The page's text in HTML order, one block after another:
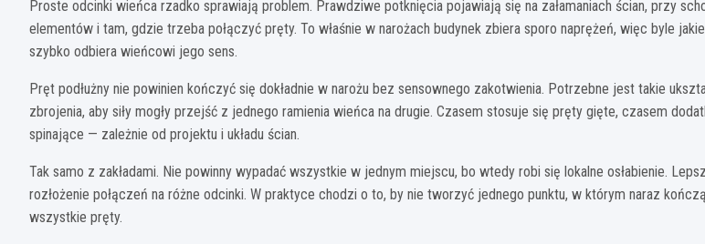
Proste odcinki wieńca rzadko sprawiają problem. Prawdziwe potknięcia pojawiają się na załamaniach ścian, przy
elementów i tam, gdzie trzeba połączyć pręty. To właśnie w narożach budynek zbiera sporo naprężeń, więc byle
szybko odbiera wieńcowi jego sens.
Pręt podłużny nie powinien kończyć się dokładnie w narożu bez sensownego zakotwienia. Potrzebne jest takie
zbrojenia, aby siły mogły przejść z jednego ramienia wieńca na drugie. Czasem stosuje się pręty gięte, czasem
spinające — zależnie od projektu i układu ścian.
Tak samo z zakładami. Nie powinny wypadać wszystkie w jednym miejscu, bo wtedy robi się lokalne osłabienie.
rozłożenie połączeń na różne odcinki. W praktyce chodzi o to, by nie tworzyć jednego punktu, w którym naraz
wszystkie pręty.